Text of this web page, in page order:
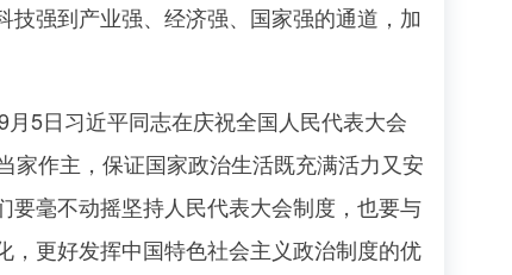
强到产业强、经济强、国家强的通道，加
5日习近平同志在庆祝全国人民代表大会
家作主，保证国家政治生活既充满活力又安
毫不动摇坚持人民代表大会制度，也要与
更好发挥中国特色社会主义政治制度的优